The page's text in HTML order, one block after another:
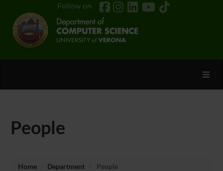
Follow on
People
Home Department People